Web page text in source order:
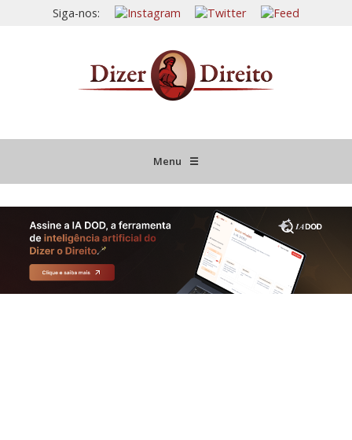
Siga-nos:
Menu ☰
JURISPRUDÊNCIA COMENTADA
INFORMATIVOS COMENTADOS